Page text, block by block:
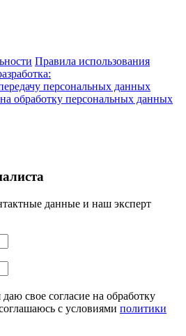
Правила использования
персональных данных
обработку персональных данных
данные и наш эксперт
свое согласие на обработку
с условиями политики